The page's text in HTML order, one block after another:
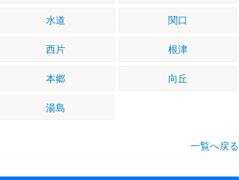
水道 関口
西片 根津
本郷 向丘
湯島
一覧へ戻る